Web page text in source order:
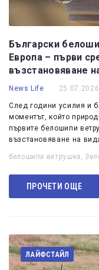
Български
Европа – първи
възстановяване
News Life
След години усилия и
моментът, който
първите белошипи
възстановяване на
белошипа ветрушка,
ПРОЧЕТИ ОЩЕ
ЛАЙФСТАЙЛ